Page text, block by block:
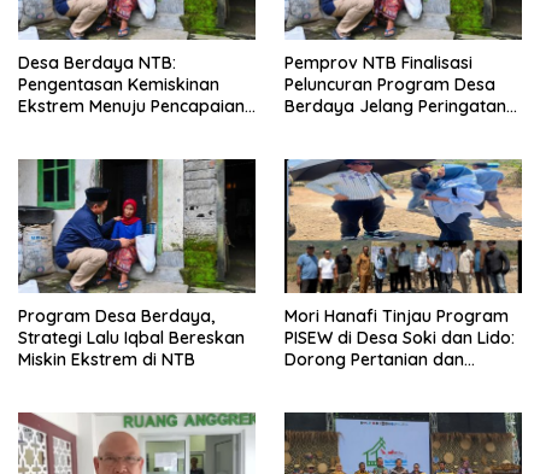
Desa Berdaya NTB:
Pengentasan Kemiskinan
Ekstrem Menuju Pencapaian
Pemprov NTB Finalisasi
Peluncuran Program Desa
Berdaya Jelang Peringatan
Program Desa Berdaya,
Strategi Lalu Iqbal Bereskan
Miskin Ekstrem di NTB
Mori Hanafi Tinjau Program
PISEW di Desa Soki dan Lido:
Dorong Pertanian dan